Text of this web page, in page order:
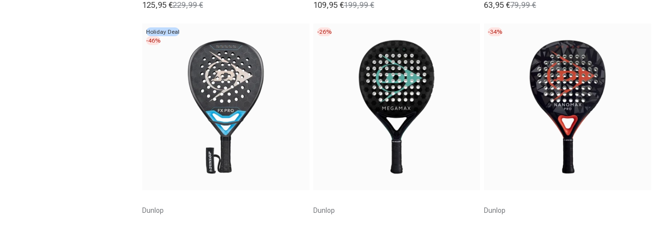
Aanbiedingsprijs
125,95 €
Normale prijs
229,99 €
Aanbiedingsprijs
109,95 €
Normale prijs
199,99 €
Aanbiedingsprijs
63,95 €
Normale prijs
79,99 €
Holiday Deal
-46%
Dunlop
-26%
Dunlop
-34%
Dunlop